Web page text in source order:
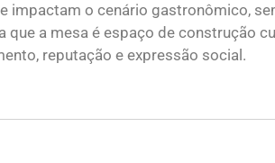
impactam o cenário gastronômico,
a mesa é espaço de construção
reputação e expressão social.